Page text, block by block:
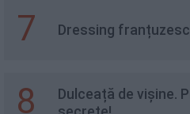
7 Dressing
8
Dulceață de vișine.